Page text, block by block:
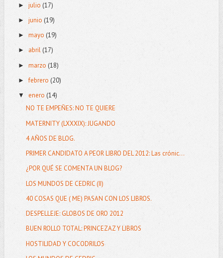
► julio (17)
► junio (19)
► mayo (19)
► abril (17)
► marzo (18)
►febrero (20)
▼ enero (14)
NO TE EMPEÑES: NO TE QUIERE
MATERNITY (LXXXIX): JUGANDO
4 AÑOS DE BLOG.
PRIMER CANDIDATO A PEOR LIBRO DEL 2012: Las crónic...
¿POR QUÉ SE COMENTA UN BLOG?
LOS MUNDOS DE CEDRIC (II)
40 COSAS QUE ( ME) PASAN CON LOS LIBROS.
DESPELLEJE: GLOBOS DE ORO 2012
BUEN ROLLO TOTAL: PRINCEZAZ Y LIBROS
HOSTILIDAD Y COCODRILOS